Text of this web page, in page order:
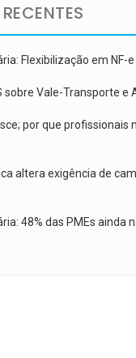
Flexibilização em NF-e
sobre Vale-Transporte e
por que profissionais
altera exigência de
48% das PMEs ainda